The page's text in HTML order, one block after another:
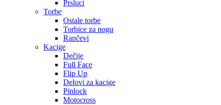
Prsluci
Torbe
Ostale torbe
Torbice za nogu
Rančevi
Kacige
Dečije
Full Face
Flip Up
Delovi za kacige
Pinlock
Motocross